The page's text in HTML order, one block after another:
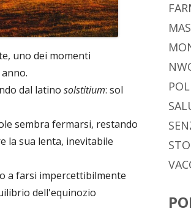
uno dei momenti
dal latino solstitium: sol
sembra fermarsi, restando
la sua lenta, inevitabile
a farsi impercettibilmente
dell'equinozio